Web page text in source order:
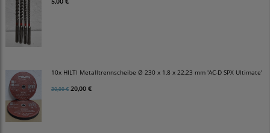
10x HILTI Metalltrennscheibe Ø 230 x 1,8 x 22,23 mm 'AC-D SPX Ultimate'
30,00 € 20,00 €